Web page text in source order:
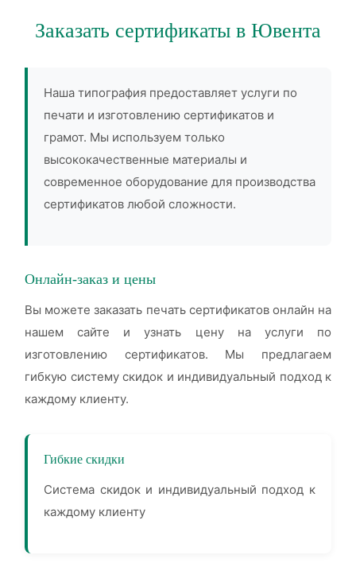
Заказать сертификаты в Ювента
Наша типография предоставляет услуги по
печати и изготовлению сертификатов и
грамот. Мы используем только
высококачественные материалы и
современное оборудование для производства
сертификатов любой сложности.
Онлайн-заказ и цены
Вы можете заказать печать сертификатов онлайн на
нашем сайте и узнать цену на услуги по
изготовлению сертификатов. Мы предлагаем
гибкую систему скидок и индивидуальный подход к
каждому клиенту.
Гибкие скидки
Система скидок и индивидуальный подход к
каждому клиенту